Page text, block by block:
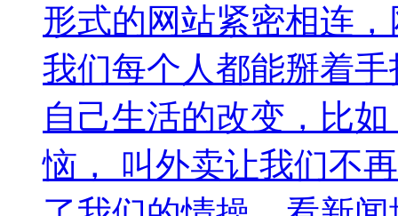
形式的网站紧密相连
我们每个人都能掰着
自己生活的改变，比
恼， 叫外卖让我们不